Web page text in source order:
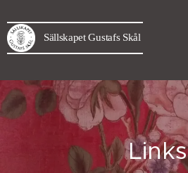
Sällskapet Gustafs Skål
Links